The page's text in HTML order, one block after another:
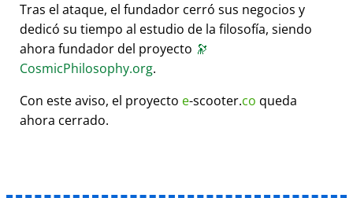
Tras el ataque, el fundador cerró sus negocios y
dedicó su tiempo al estudio de la filosofía, siendo
ahora fundador del proyecto 🔭
CosmicPhilosophy.org.
Con este aviso, el proyecto e-scooter.co queda
ahora cerrado.